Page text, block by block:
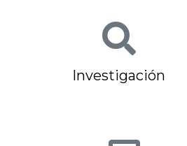
Investigación